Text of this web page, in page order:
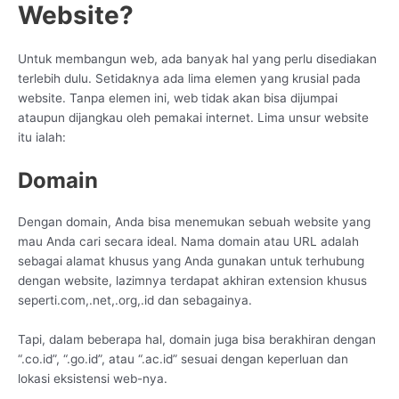
Website?
Untuk membangun web, ada banyak hal yang perlu disediakan
terlebih dulu. Setidaknya ada lima elemen yang krusial pada
website. Tanpa elemen ini, web tidak akan bisa dijumpai
ataupun dijangkau oleh pemakai internet. Lima unsur website
itu ialah:
Domain
Dengan domain, Anda bisa menemukan sebuah website yang
mau Anda cari secara ideal. Nama domain atau URL adalah
sebagai alamat khusus yang Anda gunakan untuk terhubung
dengan website, lazimnya terdapat akhiran extension khusus
seperti.com,.net,.org,.id dan sebagainya.
Tapi, dalam beberapa hal, domain juga bisa berakhiran dengan
“.co.id”, “.go.id”, atau “.ac.id” sesuai dengan keperluan dan
lokasi eksistensi web-nya.